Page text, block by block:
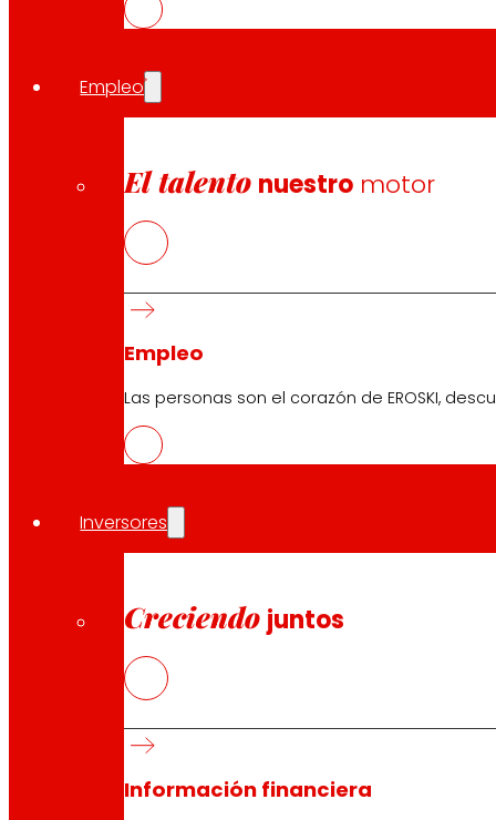
Empleo
El talento nuestro motor
Empleo
Las personas son el corazón de EROSKI,
Inversores
Creciendo juntos
Información financiera
empresarios. Con este acuerdo, además de reforzar
Compartir en: